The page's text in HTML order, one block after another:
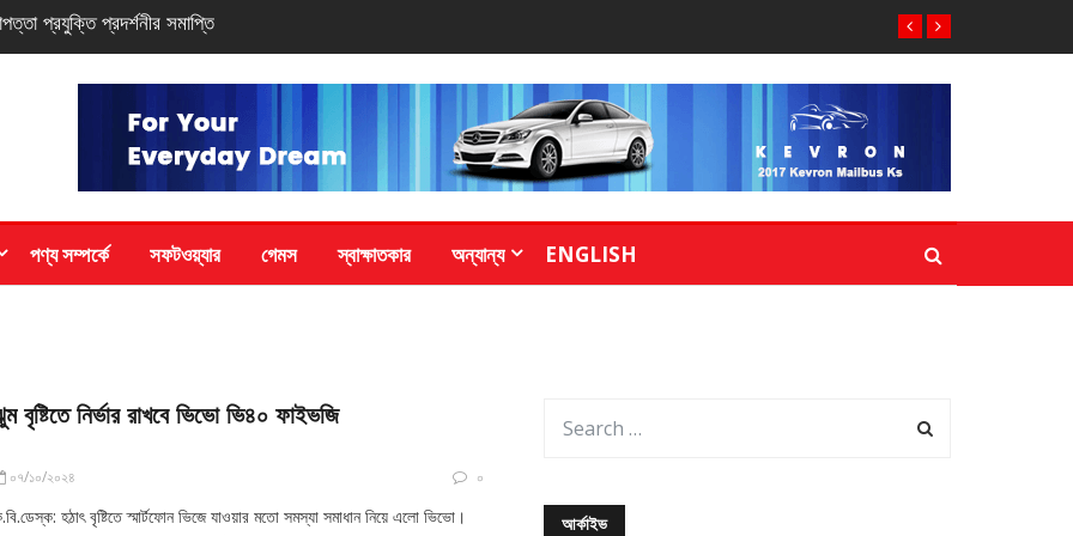
সিরিজ স্মার্টফোন
পণ্য সম্পর্কে সফটওয়্যার গেমস স্বাক্ষাতকার অন্যান্য ENGLISH
বৃষ্টিতে নির্ভার রাখবে ভিভো ভি৪০ ফাইভজি
০৭/১০/২০২৪ ০
হঠাৎ বৃষ্টিতে স্মার্টফোন ভিজে যাওয়ার মতো সমস্যা সমাধান নিয়ে এলো ভিভো।
আর্কাইভ